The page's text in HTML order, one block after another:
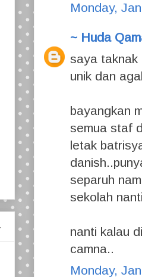
Monday,
~ Huda
saya taknak
unik dan
bayangkan
semua staf
letak
separuh
sekolah
nanti kalau
camna..
Monday,